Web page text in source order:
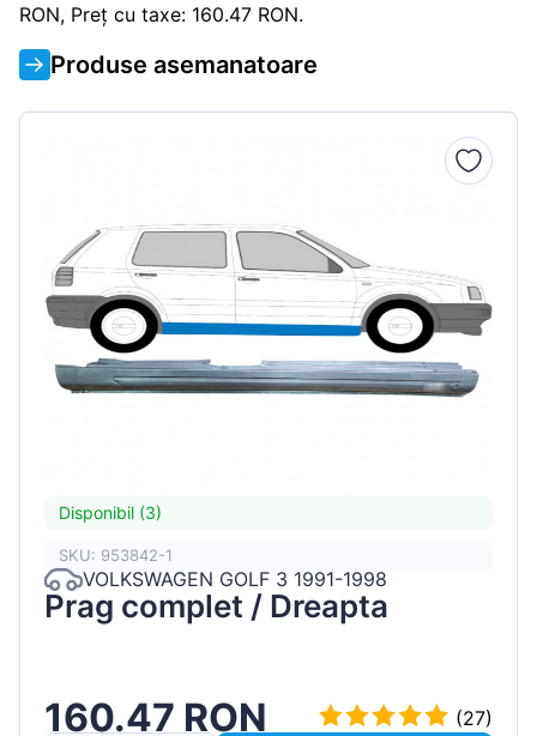
RON, Preț cu taxe: 160.47 RON.
Produse asemanatoare
Disponibil (3)
SKU: 953842-1
VOLKSWAGEN GOLF 3 1991-1998
Prag complet / Dreapta
160.47 RON (27)